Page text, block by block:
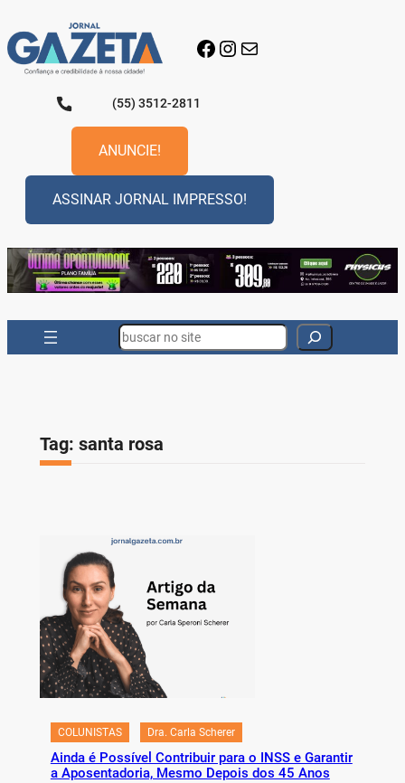
para
o
conteúdo
Facebook
Instagram
E-mail
(55) 3512-2811
ANUNCIE!
ASSINAR JORNAL IMPRESSO!
Search
Tag: santa rosa
COLUNISTAS Dra. Carla Scherer
Ainda é Possível Contribuir para o INSS e Garantir
a Aposentadoria, Mesmo Depois dos 45 Anos